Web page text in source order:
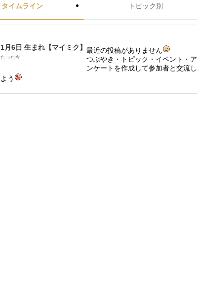
タイムライン トピック別
1月6日 生まれ【マイミク】
たった今
最近の投稿がありません
つぶやき・トピック・イベント・ア
ンケートを作成して参加者と交流し
よう